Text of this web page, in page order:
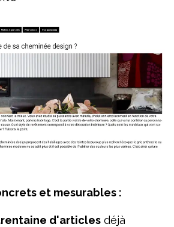
et mesurables :
d'articles déjà